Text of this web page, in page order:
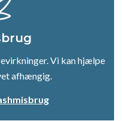
Vi kan hjælpe
afhængig.